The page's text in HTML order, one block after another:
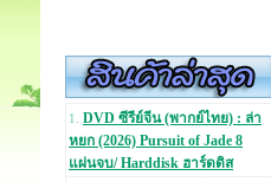
1. DVD ซีรีย์จีน (พากย์ไทย) : ล่า
หยก (2026) Pursuit of Jade 8
แผ่นจบ/ Harddisk ฮาร์ดดิส